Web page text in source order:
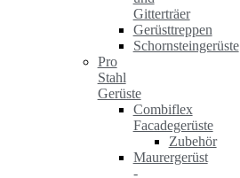
Gitterträer
Gerüsttreppen
Schornsteingerüste
Pro
Stahl
Gerüste
Combiflex
Facadegerüste
Zubehör
Maurergerüst
-